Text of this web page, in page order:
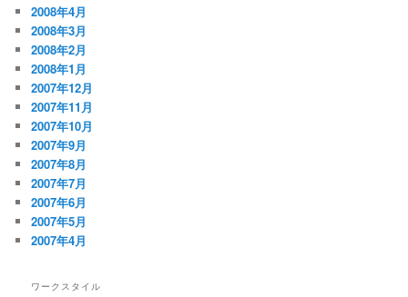
2008年4月
2008年3月
2008年2月
2008年1月
2007年12月
2007年11月
2007年10月
2007年9月
2007年8月
2007年7月
2007年6月
2007年5月
2007年4月
ワークスタイル